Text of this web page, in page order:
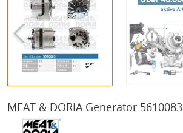
MEAT & DORIA Generator 5610083